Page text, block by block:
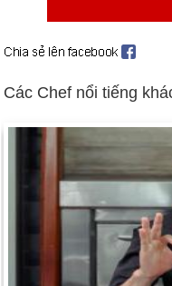
Hiệp định Thương mại
11) trong lịch sử
Ngày 15-11 năm 1763:
đầu khảo sát đường
Pennsylvania của Hoa
Ngày 15-11 năm 1777:
khoản Hợp bang, tiền
Các Chef nổi tiếng